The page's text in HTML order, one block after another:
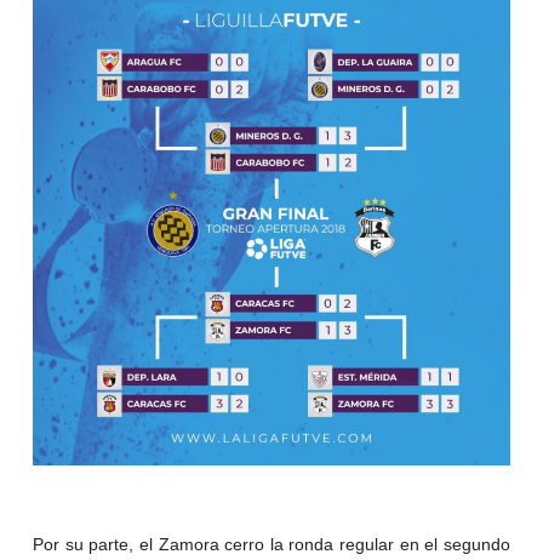
Por su parte, el Zamora cerro la ronda regular en el segundo